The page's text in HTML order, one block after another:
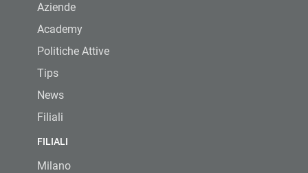
Aziende
Academy
Politiche Attive
Tips
News
Filiali
FILIALI
Milano